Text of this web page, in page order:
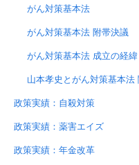
がん対策基本法
がん対策基本法 附帯決議
がん対策基本法 成立の経緯
山本孝史とがん対策基本法
政策実績：自殺対策
政策実績：薬害エイズ
政策実績：年金改革